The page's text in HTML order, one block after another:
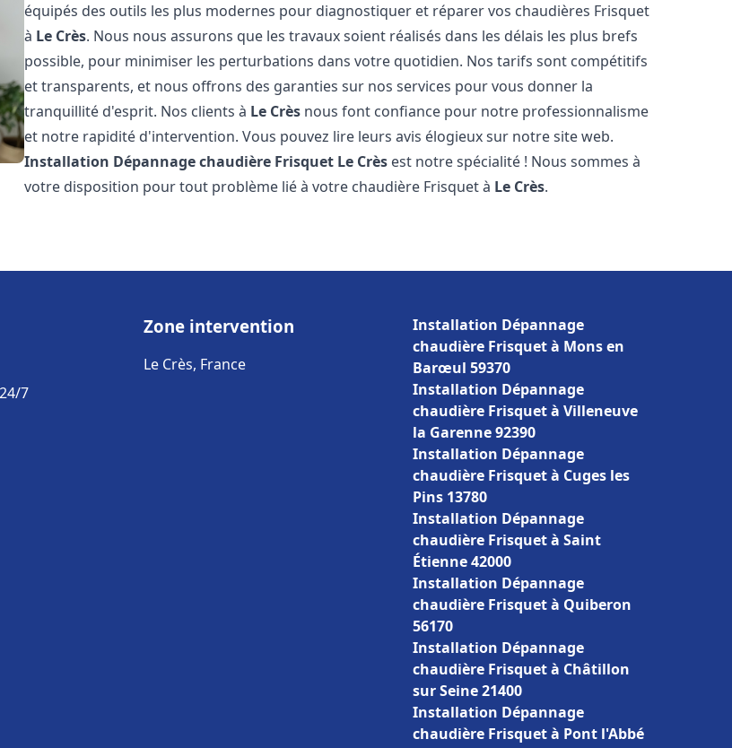
équipés des outils les plus modernes pour diagnostiquer et réparer vos chaudières Frisquet
à Le Crès. Nous nous assurons que les travaux soient réalisés dans les délais les plus brefs
possible, pour minimiser les perturbations dans votre quotidien. Nos tarifs sont compétitifs
et transparents, et nous offrons des garanties sur nos services pour vous donner la
tranquillité d'esprit. Nos clients à Le Crès nous font confiance pour notre professionnalisme
et notre rapidité d'intervention. Vous pouvez lire leurs avis élogieux sur notre site web.
Installation Dépannage chaudière Frisquet Le Crès est notre spécialité ! Nous sommes à
votre disposition pour tout problème lié à votre chaudière Frisquet à Le Crès.
7
Zone intervention
Le Crès, France
Installation Dépannage
chaudière Frisquet à Mons en
Barœul 59370
Installation Dépannage
chaudière Frisquet à Villeneuve
la Garenne 92390
Installation Dépannage
chaudière Frisquet à Cuges les
Pins 13780
Installation Dépannage
chaudière Frisquet à Saint
Étienne 42000
Installation Dépannage
chaudière Frisquet à Quiberon
56170
Installation Dépannage
chaudière Frisquet à Châtillon
sur Seine 21400
Installation Dépannage
chaudière Frisquet à Pont l'Abbé